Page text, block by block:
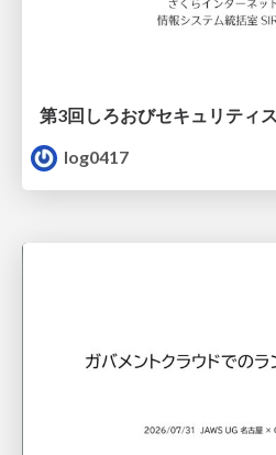
第3回しろおびセキュリティ
log0417